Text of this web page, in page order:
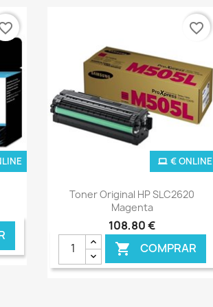
Ver+
Toner Original HP SLC2620
Magenta
108,80 €
 COMPRAR
€ ONLINE
favorite_border